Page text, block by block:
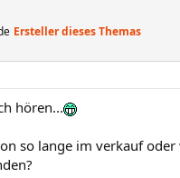
Ersteller dieses Themas
hören...
so lange im verkauf